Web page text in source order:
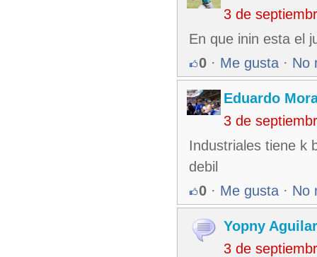
3 de
En que inin esta el
0 · Me gusta · No
Eduardo
3 de
Industriales tiene k
debil
0 · Me gusta · No
Yopny
3 de